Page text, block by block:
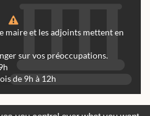
maire et les adjoints mettent en
sur vos préoccupations.
de 9h à 12h